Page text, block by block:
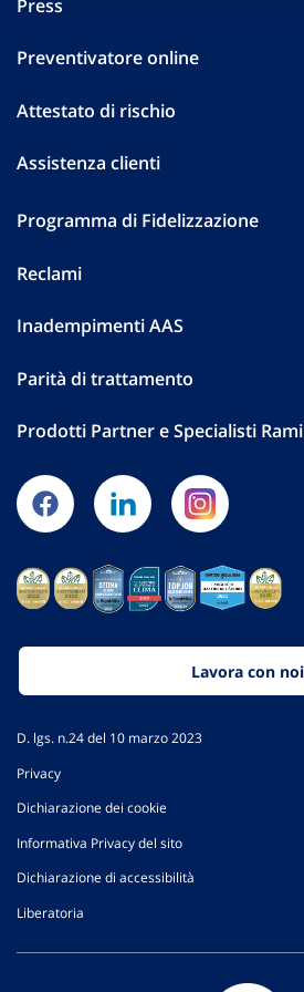
Press
Preventivatore online
Attestato di rischio
Assistenza clienti
Programma di Fidelizzazione
Reclami
Inadempimenti AAS
Parità di trattamento
Prodotti Partner e Specialisti
Lavora con noi
D. lgs. n.24 del 10 marzo 2023
Privacy
Dichiarazione dei cookie
Informativa Privacy del sito
Dichiarazione di accessibilità
Liberatoria